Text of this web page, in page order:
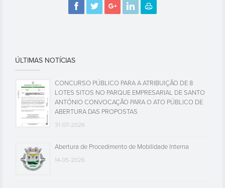
ÚLTIMAS NOTÍCIAS
CONCURSO PÚBLICO PARA A ATRIBUIÇÃO DE 8
LOTES SITOS NO PARQUE EMPRESARIAL DE SANTO
ANTÓNIO CONVOCAÇÃO PARA O ATO PÚBLICO DE
ABERTURA DAS PROPOSTAS
31-07-2026
Abertura de Procedimento de Mobilidade Interna
14-05-2026